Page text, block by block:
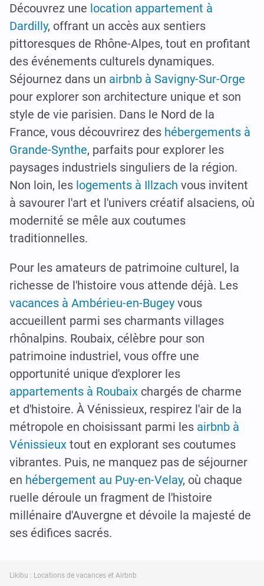
Découvrez une location appartement à
Dardilly, offrant un accès aux sentiers
pittoresques de Rhône-Alpes, tout en profitant
des événements culturels dynamiques.
Séjournez dans un airbnb à Savigny-Sur-Orge
pour explorer son architecture unique et son
style de vie parisien. Dans le Nord de la
France, vous découvrirez des hébergements à
Grande-Synthe, parfaits pour explorer les
paysages industriels singuliers de la région.
Non loin, les logements à Illzach vous invitent
à savourer l'art et l'univers créatif alsaciens, où
modernité se mêle aux coutumes
traditionnelles.
Pour les amateurs de patrimoine culturel, la
richesse de l'histoire vous attende déjà. Les
vacances à Ambérieu-en-Bugey vous
accueillent parmi ses charmants villages
rhônalpins. Roubaix, célèbre pour son
patrimoine industriel, vous offre une
opportunité unique d'explorer les
appartements à Roubaix chargés de charme
et d'histoire. À Vénissieux, respirez l'air de la
métropole en choisissant parmi les airbnb à
Vénissieux tout en explorant ses coutumes
vibrantes. Puis, ne manquez pas de séjourner
en hébergement au Puy-en-Velay, où chaque
ruelle déroule un fragment de l'histoire
millénaire d'Auvergne et dévoile la majesté de
ses édifices sacrés.
Likibu : Locations de vacances et Airbnb